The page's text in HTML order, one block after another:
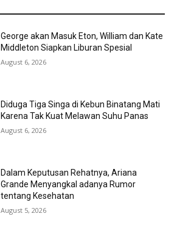
George akan Masuk Eton, William dan Kate
Middleton Siapkan Liburan Spesial
August 6, 2026
Diduga Tiga Singa di Kebun Binatang Mati
Karena Tak Kuat Melawan Suhu Panas
August 6, 2026
Dalam Keputusan Rehatnya, Ariana
Grande Menyangkal adanya Rumor
tentang Kesehatan
August 5, 2026